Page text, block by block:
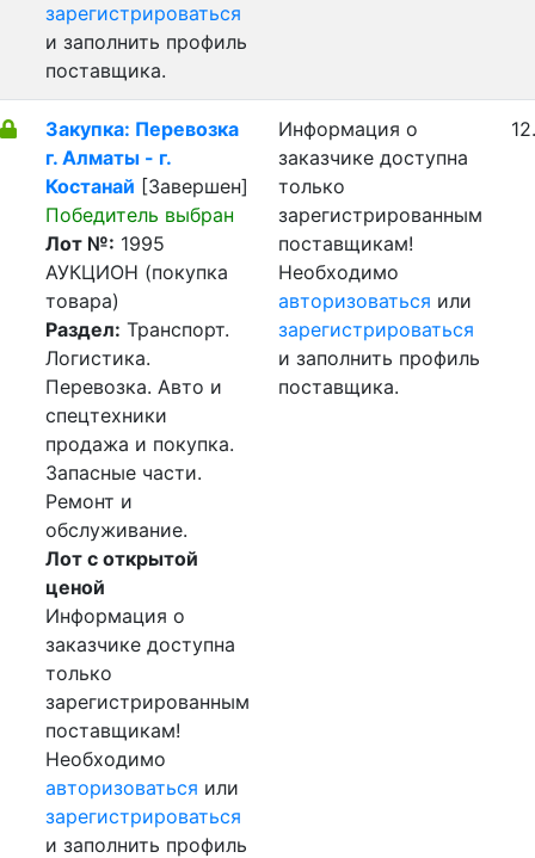
зарегистрироваться
и заполнить профиль
поставщика.
Закупка: Перевозка
г. Алматы - г.
Костанай [Завершен]
Победитель выбран
Лот №: 1995
АУКЦИОН (покупка
товара)
Раздел: Транспорт.
Логистика.
Перевозка. Авто и
спецтехники
продажа и покупка.
Запасные части.
Ремонт и
обслуживание.
Лот с открытой
ценой
Информация о
заказчике доступна
только
зарегистрированным
поставщикам!
Необходимо
авторизоваться или
зарегистрироваться
и заполнить профиль
Информация о
заказчике доступна
только
зарегистрированным
поставщикам!
Необходимо
авторизоваться или
зарегистрироваться
и заполнить профиль
поставщика.